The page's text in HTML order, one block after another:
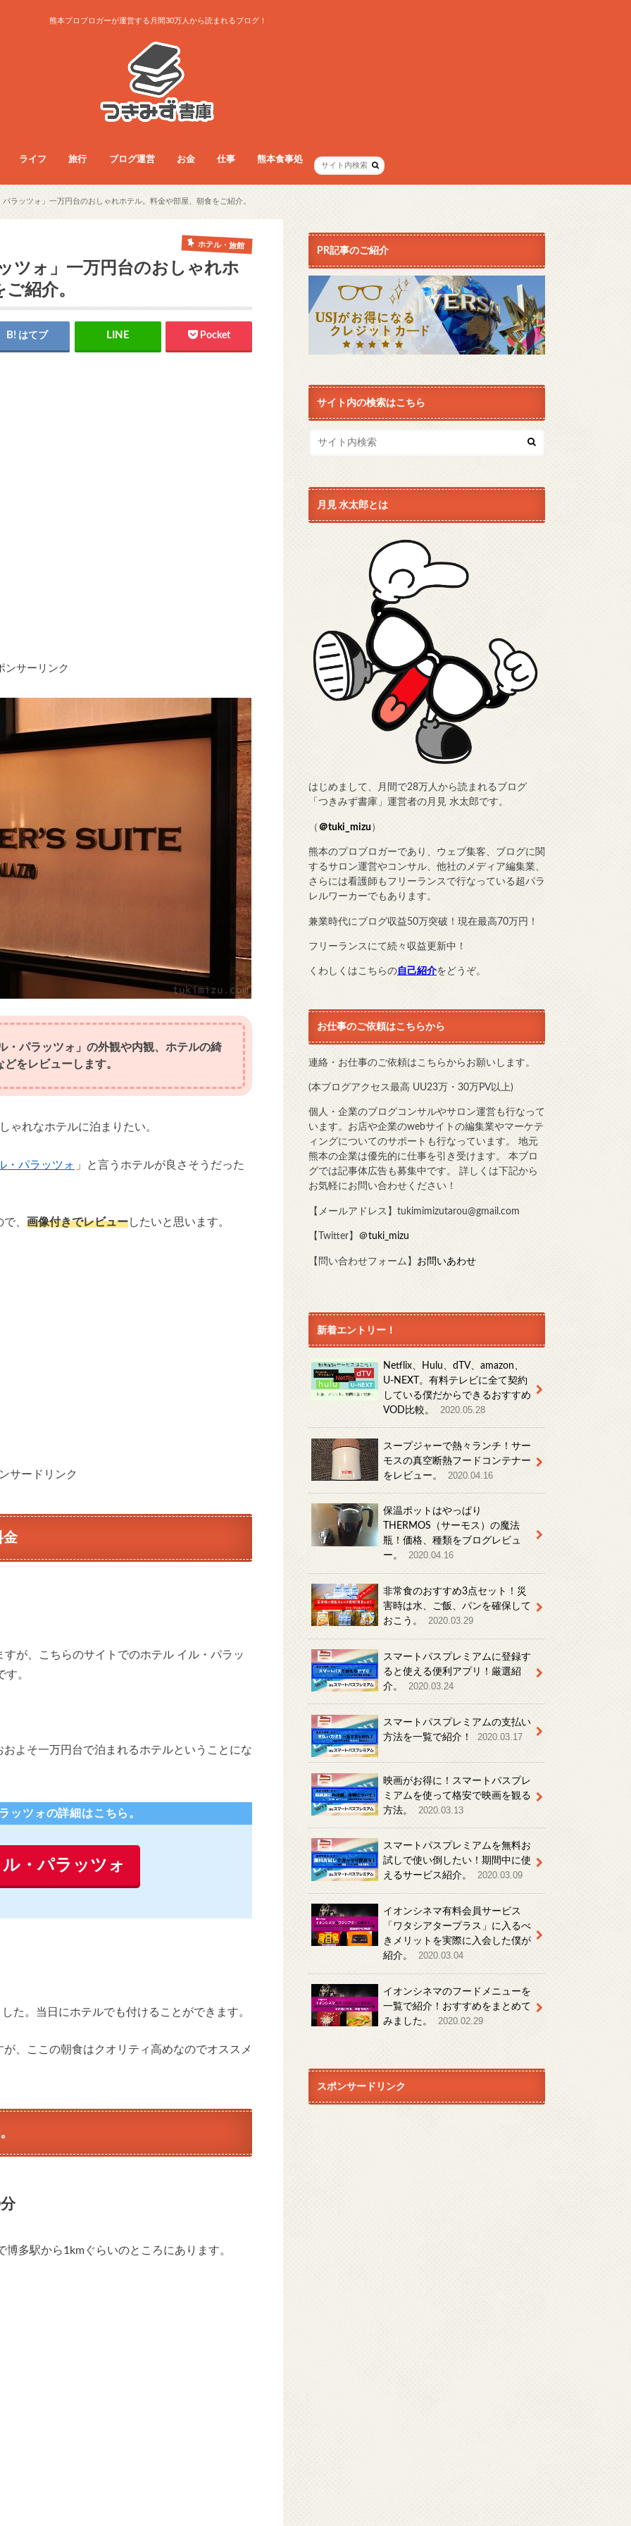
熊本プロブロガーが運営する月間30万人から読まれるブログ！
ライフ
ライフ
お得生活術
グッズレビュー
コラム
サービス
ダイエット
ファッション
フード
旅行
旅行総合
旅行術
旅行記
ブログ運営
ブログ運営
アクセス・収益
ノウハウ
お金
お金
フリーランス
副業
仕事
仕事総合
人間関係
仕事術
働き方
医療・看護師
熊本食事処
食事総合
モーニング
ランチ
夜ご飯
カフェ
居酒屋・BAR
パン屋
ラーメン
まとめ
ラッツォ」一万円台のおしゃれホテル。料金や部屋、朝食をご紹介。
ホテル・旅館
ツォ」一万円台のおしゃれホ
紹介。
はてブ Pocket
ンサーリンク
・パラッツォ」の外観や内観、ホテルの綺
をレビューします。
ゃれなホテルに泊まりたい。
・パラッツォ 」と言うホテルが良さそうだった
、 画像付きでレビューしたいと思います。
サードリンク
金
すが、こちらのサイトでのホテル イル・パラッ
。
よそ一万円台で泊まれるホテルということにな
ッツォの詳細はこちら。
・パラッツォ
た。当日にホテルでも付けることができます。
、ここの朝食はクオリティ高めなのでオススメ
多駅から1kmぐらいのところにあります。
PR記事のご紹介
サイト内の検索はこちら
月見 水太郎とは
はじめまして、月間で28万人から読まれるブログ
「つきみず書庫」運営者の月見 水太郎です。
（ ＠tuki_mizu ）
熊本のプロブロガーであり、ウェブ集客、ブログに関
するサロン運営やコンサル、他社のメディア編集業、
さらには看護師もフリーランスで行なっている超パラ
レルワーカーでもあります。
兼業時代にブログ収益50万突破！現在最高70万円！
フリーランスにて続々収益更新中！
くわしくはこちらの自己紹介をどうぞ。
お仕事のご依頼はこちらから
連絡・お仕事のご依頼はこちらからお願いします。
(本ブログアクセス最高 UU23万・30万PV以上)
個人・企業のブログコンサルやサロン運営も行なって
います。お店や企業のwebサイトの編集業やマーケテ
ィングについてのサポートも行なっています。 地元
熊本の企業は優先的に仕事を引き受けます。 本ブロ
グでは記事体広告も募集中です。 詳しくは下記から
お気軽にお問い合わせください！
【メールアドレス】tukimimizutarou@gmail.com
【Twitter】 ＠tuki_mizu
【問い合わせフォーム】 お問いあわせ
新着エントリー！
Netflix、Hulu、dTV、amazon、
U-NEXT。有料テレビに全て契約
している僕だからできるおすすめ
VOD比較。
2020.05.28
スープジャーで熱々ランチ！サー
モスの真空断熱フードコンテナー
をレビュー。
2020.04.16
保温ポットはやっぱり
THERMOS（サーモス）の魔法
瓶！価格、種類をブログレビュ
ー。
2020.04.16
非常食のおすすめ3点セット！災
害時は水、ご飯、パンを確保して
おこう。
2020.03.29
スマートパスプレミアムに登録す
ると使える便利アプリ！厳選紹
介。
2020.03.24
スマートパスプレミアムの支払い
方法を一覧で紹介！
2020.03.17
映画がお得に！スマートパスプレ
ミアムを使って格安で映画を観る
方法。
2020.03.13
スマートパスプレミアムを無料お
試しで使い倒したい！期間中に使
えるサービス紹介。
2020.03.09
イオンシネマ有料会員サービス
「ワタシアタープラス」に入るべ
きメリットを実際に入会した僕が
紹介。
2020.03.04
イオンシネマのフードメニューを
一覧で紹介！おすすめをまとめて
みました。
2020.02.29
スポンサードリンク